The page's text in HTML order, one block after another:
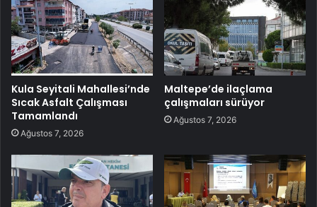
Kula Seyitali Mahallesi’nde
Sıcak Asfalt Çalışması
Tamamlandı
Ağustos 7, 2026
Maltepe’de ilaçlama
çalışmaları sürüyor
Ağustos 7, 2026